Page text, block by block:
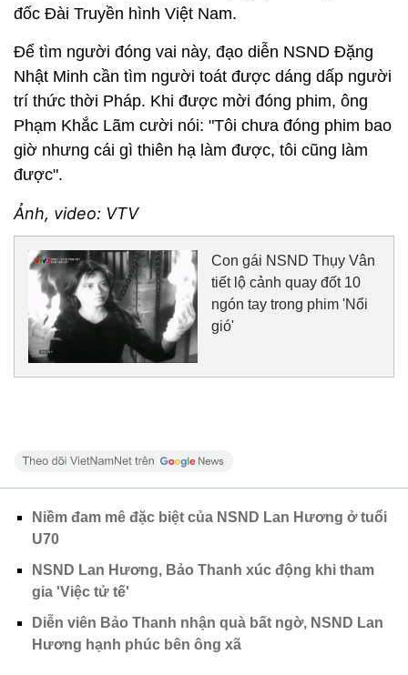
đốc Đài Truyền hình Việt Nam.
Để tìm người đóng vai này, đạo diễn NSND Đặng
Nhật Minh cần tìm người toát được dáng dấp người
trí thức thời Pháp. Khi được mời đóng phim, ông
Phạm Khắc Lãm cười nói: "Tôi chưa đóng phim bao
giờ nhưng cái gì thiên hạ làm được, tôi cũng làm
được".
Ảnh, video: VTV
Con gái NSND Thụy Vân
tiết lộ cảnh quay đốt 10
ngón tay trong phim 'Nổi
gió'
Niềm đam mê đặc biệt của NSND Lan Hương ở tuổi
U70
NSND Lan Hương, Bảo Thanh xúc động khi tham
gia 'Việc tử tế'
Diễn viên Bảo Thanh nhận quà bất ngờ, NSND Lan
Hương hạnh phúc bên ông xã